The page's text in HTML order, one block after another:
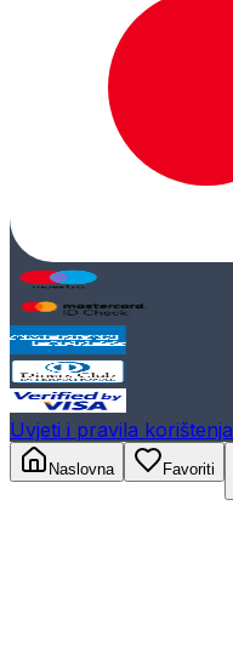
Uvjeti i pravila korištenja
Naslovna
Favoriti